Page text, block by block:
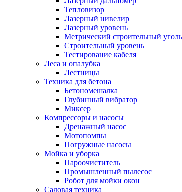
Тепловизор
Лазерный нивелир
Лазерный уровень
Метрический строительный
Строительный уровень
Тестирование кабеля
Леса и опалубка
Лестницы
Техника для бетона
Бетономешалка
Глубинный вибратор
Миксер
Компрессоры и насосы
Дренажный насос
Мотопомпы
Погружные насосы
Мойка и уборка
Пароочиститель
Промышленный пылесос
Робот для мойки окон
Садовая техника